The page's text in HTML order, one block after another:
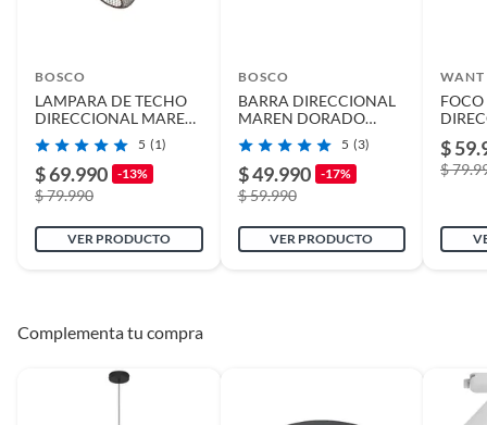
BOSCO
LAMPARA DE TECHO
DIRECCIONAL MAREN
NEGRO 3xE14 BOSCO
5 (1)
$ 69.990 -13%
$ 79.990
VER PRODUCTO
BOSCO
BARRA DIRECCIONAL
MAREN DORADO
2xE14 BOSCO
5 (3)
$ 49.990 -17%
$ 59.990
VER PRODUCTO
WANT
$
$
Complementa tu compra